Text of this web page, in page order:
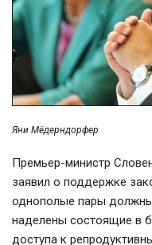
Яни Мёдерндорфер
Премьер-министр
заявил о поддержке
однополые пары
наделены состоящие в
доступа к